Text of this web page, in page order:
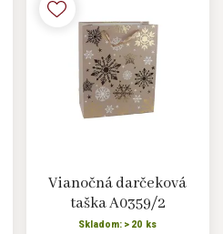
Vianočná darčeková
taška A0359/2
Skladom: > 20 ks